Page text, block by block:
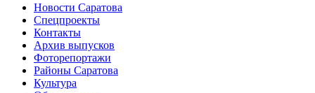
Новости Саратова
Спецпроекты
Контакты
Архив выпусков
Фоторепортажи
Районы Саратова
Культура